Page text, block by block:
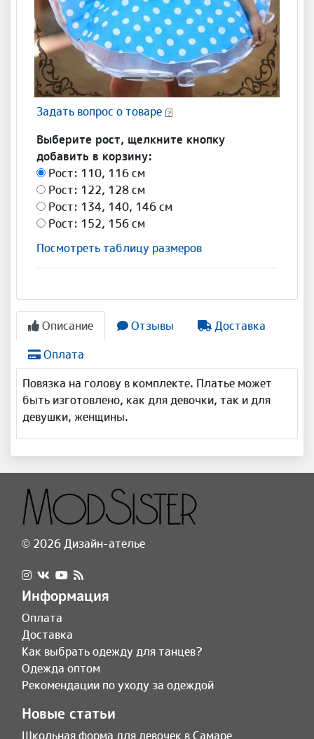
Задать вопрос о товаре
Выберите рост, щелкните кнопку
добавить в корзину:
Рост: 110, 116 см
Рост: 122, 128 см
Рост: 134, 140, 146 см
Рост: 152, 156 см
Посмотреть таблицу размеров
Описание Отзывы
Доставка
Оплата
Повязка на голову в комплекте. Платье может
быть изготовлено, как для девочки, так и для
девушки, женщины.
© 2026 Дизайн-ателье
Информация
Оплата
Доставка
Как выбрать одежду для танцев?
Одежда оптом
Рекомендации по уходу за одеждой
Новые статьи
Школьная форма для девочек в Самаре